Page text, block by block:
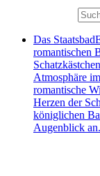
Das Staatsbad
romantischen
Atmosphäre
romantische
Herzen der
königlichen
Augenblick an.